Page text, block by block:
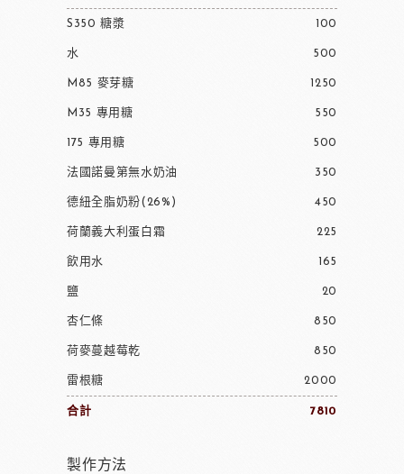
S350 糖漿 100
水 500
M85 麥芽糖 1250
M35 專用糖 550
175 專用糖 500
法國諾曼第無水奶油 350
德紐全脂奶粉(26%) 450
荷蘭義大利蛋白霜 225
飲用水 165
鹽 20
杏仁條 850
荷麥蔓越莓乾 850
雷根糖 2000
合計 7810
製作方法